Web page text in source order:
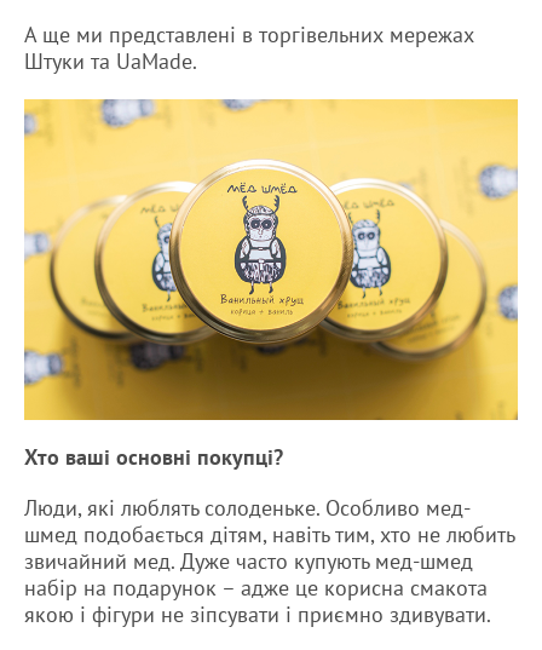
А ще ми представлені в торгівельних мережах
Штуки та UaMade.
Хто ваші основні покупці?
Люди, які люблять солоденьке. Особливо мед-
шмед подобається дітям, навіть тим, хто не любить
звичайний мед. Дуже часто купують мед-шмед
набір на подарунок – адже це корисна смакота
якою і фігури не зіпсувати і приємно здивувати.